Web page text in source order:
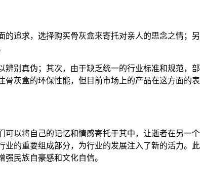
追求，选择购买骨灰盒来寄托对亲人的思念之情；另
别真伪；其次，由于缺乏统一的行业标准和规范，部
灰盒的环保性能，但目前市场上的产品在这方面的表
以将自己的记忆和情感寄托于其中，让逝者在另一个
的重要组成部分，为行业的发展注入了新的活力。此
民族自豪感和文化自信。